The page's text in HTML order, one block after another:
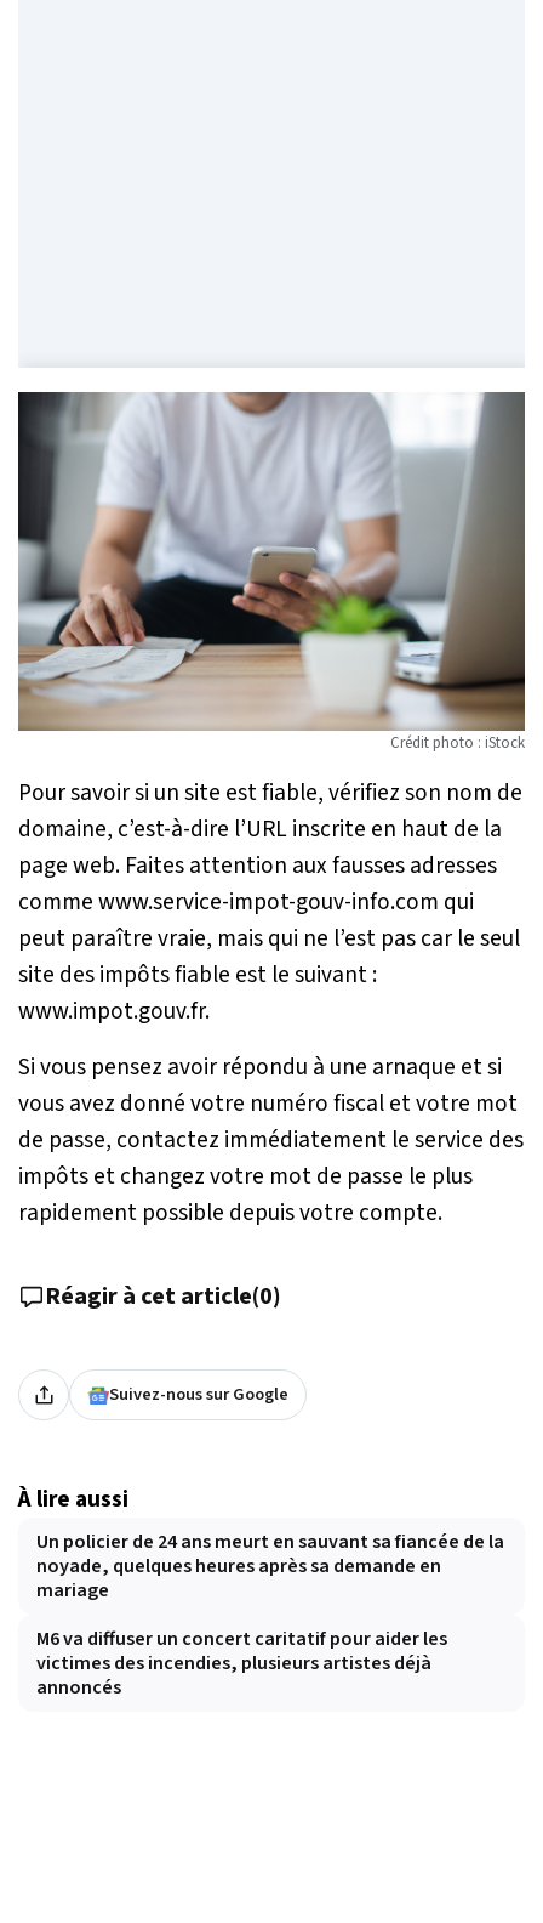
Crédit photo : iStock
Pour savoir si un site est fiable, vérifiez son nom de
domaine, c’est-à-dire l’URL inscrite en haut de la
page web. Faites attention aux fausses adresses
comme www.service-impot-gouv-info.com qui
peut paraître vraie, mais qui ne l’est pas car le seul
site des impôts fiable est le suivant :
www.impot.gouv.fr.
Si vous pensez avoir répondu à une arnaque et si
vous avez donné votre numéro fiscal et votre mot
de passe, contactez immédiatement le service des
impôts et changez votre mot de passe le plus
rapidement possible depuis votre compte.
Réagir à cet article(0)
Suivez-nous sur Google
À lire aussi
Un policier de 24 ans meurt en sauvant sa fiancée de la
noyade, quelques heures après sa demande en
mariage
M6 va diffuser un concert caritatif pour aider les
victimes des incendies, plusieurs artistes déjà
annoncés